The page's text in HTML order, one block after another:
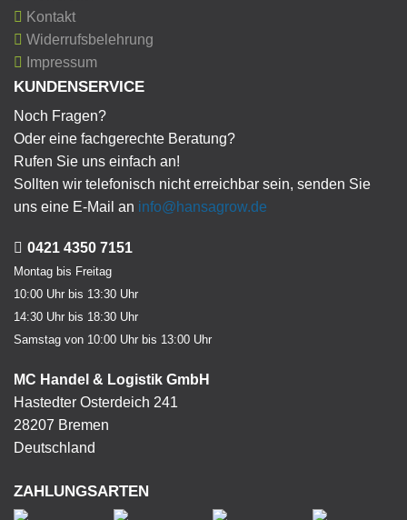
Kontakt
Widerrufsbelehrung
Impressum
KUNDENSERVICE
Noch Fragen?
Oder eine fachgerechte Beratung?
Rufen Sie uns einfach an!
Sollten wir telefonisch nicht erreichbar sein, senden Sie
uns eine E-Mail an info@hansagrow.de
0421 4350 7151
Montag bis Freitag
10:00 Uhr bis 13:30 Uhr
14:30 Uhr bis 18:30 Uhr
Samstag von 10:00 Uhr bis 13:00 Uhr
MC Handel & Logistik GmbH
Hastedter Osterdeich 241
28207 Bremen
Deutschland
ZAHLUNGSARTEN